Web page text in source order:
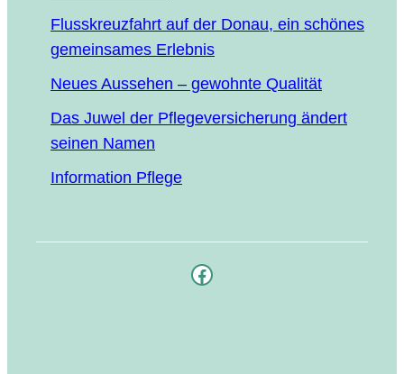
Fluss­kreuz­fahrt auf der Donau, ein schö­nes
gemein­sa­mes Erlebnis
Neu­es Aus­se­hen – gewohn­te Qualität
Das Juwel der Pfle­ge­ver­si­che­rung ändert
sei­nen Namen
Infor­ma­ti­on Pflege
Facebook